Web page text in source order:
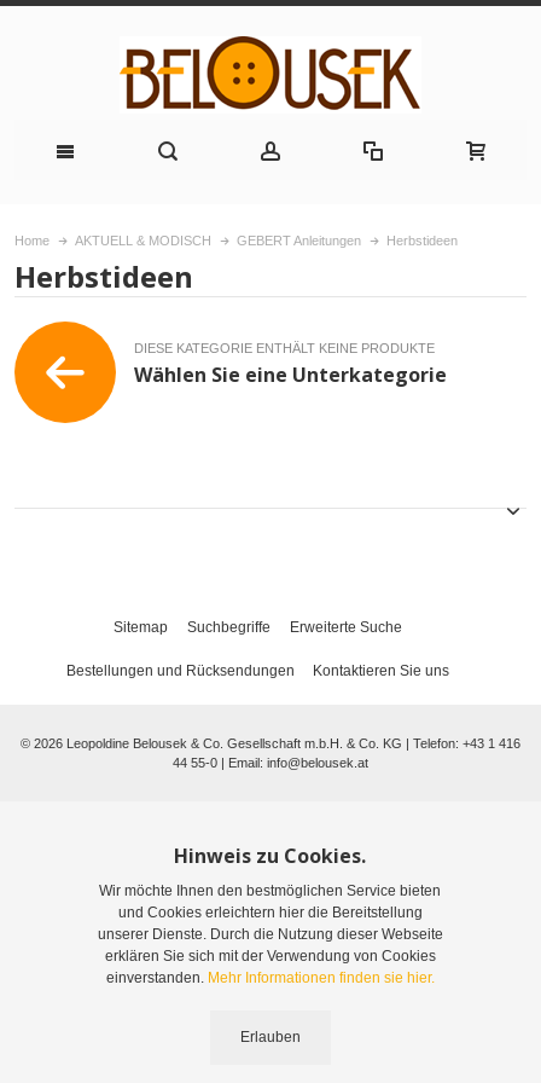
Home AKTUELL & MODISCH GEBERT Anleitungen Herbstideen
Herbstideen
DIESE KATEGORIE ENTHÄLT KEINE PRODUKTE
Wählen Sie eine Unterkategorie
Sitemap Suchbegriffe Erweiterte Suche
Bestellungen und Rücksendungen Kontaktieren Sie uns
© 2026 Leopoldine Belousek & Co. Gesellschaft m.b.H. & Co. KG | Telefon: +43 1 416
44 55-0 | Email: info@belousek.at
Hinweis zu Cookies.
Wir möchte Ihnen den bestmöglichen Service bieten
und Cookies erleichtern hier die Bereitstellung
unserer Dienste. Durch die Nutzung dieser Webseite
erklären Sie sich mit der Verwendung von Cookies
einverstanden. Mehr Informationen finden sie hier.
Erlauben